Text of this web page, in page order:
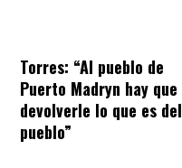
Torres: “Al pueblo de
Puerto Madryn hay que
devolverle lo que es del
pueblo”